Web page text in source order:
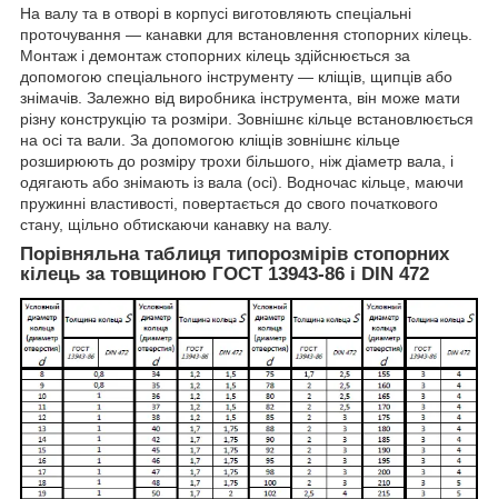
На валу та в отворі в корпусі виготовляють спеціальні
проточування — канавки для встановлення стопорних кілець.
Монтаж і демонтаж стопорних кілець здійснюється за
допомогою спеціального інструменту — кліщів, щипців або
знімачів. Залежно від виробника інструмента, він може мати
різну конструкцію та розміри. Зовнішнє кільце встановлюється
на осі та вали. За допомогою кліщів зовнішнє кільце
розширюють до розміру трохи більшого, ніж діаметр вала, і
одягають або знімають із вала (осі). Водночас кільце, маючи
пружинні властивості, повертається до свого початкового
стану, щільно обтискаючи канавку на валу.
Порівняльна таблиця типорозмірів стопорних
кілець за товщиною ГОСТ 13943-86 і DIN 472